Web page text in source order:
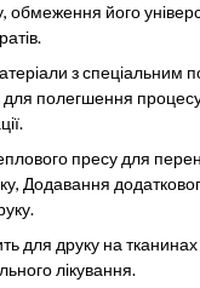
обмеження його
з спеціальним
для полегшення
пресу для
Додавання
для друку на
лікування.